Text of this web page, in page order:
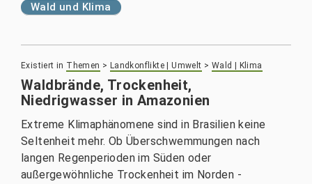
Wald und Klima
Existiert in Themen > Landkonflikte | Umwelt > Wald | Klima
Waldbrände, Trockenheit,
Niedrigwasser in Amazonien
Extreme Klimaphänomene sind in Brasilien keine
Seltenheit mehr. Ob Überschwemmungen nach
langen Regenperioden im Süden oder
außergewöhnliche Trockenheit im Norden -